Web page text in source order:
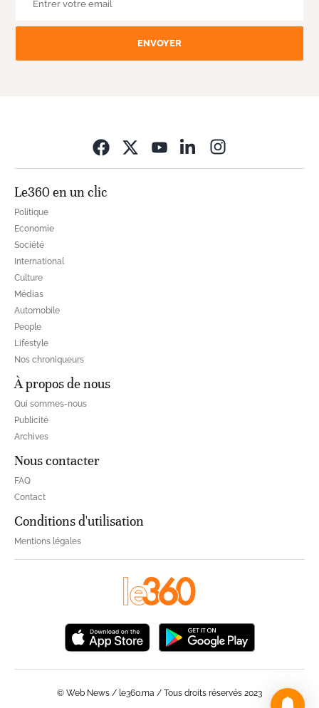
ENVOYER
Le360 en un clic
Politique
Economie
Société
International
Culture
Médias
Automobile
People
Lifestyle
Nos chroniqueurs
À propos de nous
Qui sommes-nous
Publicité
Archives
Nous contacter
FAQ
Contact
Conditions d'utilisation
Mentions légales
© Web News / le360.ma / Tous droits réservés 2023